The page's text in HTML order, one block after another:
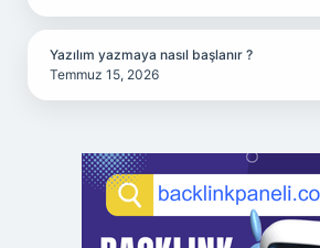
Yazılım yazmaya nasıl başlanır ?
Temmuz 15, 2026